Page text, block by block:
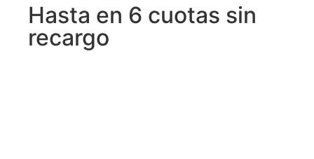
Hasta en 6 cuotas sin
recargo